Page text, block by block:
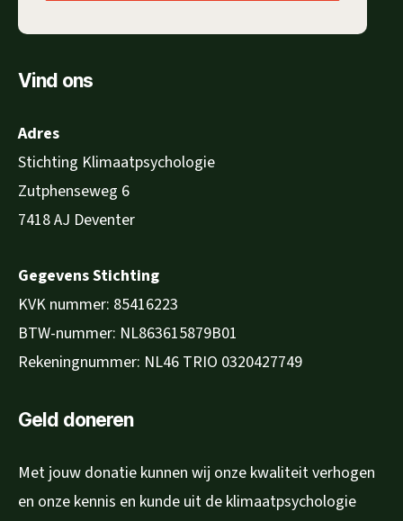
Vind ons
Adres
Stichting Klimaatpsychologie
Zutphenseweg 6
7418 AJ Deventer
Gegevens Stichting
KVK nummer: 85416223
BTW-nummer: NL863615879B01
Rekeningnummer: NL46 TRIO 0320427749
Geld doneren
Met jouw donatie kunnen wij onze kwaliteit verhogen
en onze kennis en kunde uit de klimaatpsychologie